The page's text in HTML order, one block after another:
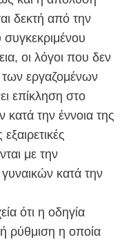
δεκτή από την
συγκεκριμένου
οι λόγοι που δεν
εργαζομένων
επίκληση στο
την έννοια της
με την
κατά την
ότι η οδηγία
ρύθμιση η οποία